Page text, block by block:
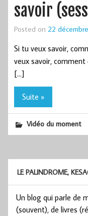
savoir
Posted on 22
Si tu veux savoir,
veux savoir,
[…]
Suite »
Vidéo du moment
LE PALINDROME,
Un blog qui parle de
(souvent), de livres